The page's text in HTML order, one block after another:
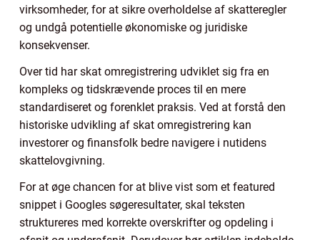
virksomheder, for at sikre overholdelse af skatteregler
og undgå potentielle økonomiske og juridiske
konsekvenser.
Over tid har skat omregistrering udviklet sig fra en
kompleks og tidskrævende proces til en mere
standardiseret og forenklet praksis. Ved at forstå den
historiske udvikling af skat omregistrering kan
investorer og finansfolk bedre navigere i nutidens
skattelovgivning.
For at øge chancen for at blive vist som et featured
snippet i Googles søgeresultater, skal teksten
struktureres med korrekte overskrifter og opdeling i